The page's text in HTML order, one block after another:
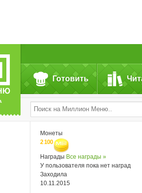
Готовить
Монеты
2 100
Награды Все награды »
У пользователя пока нет наград
Заходила
10.11.2015